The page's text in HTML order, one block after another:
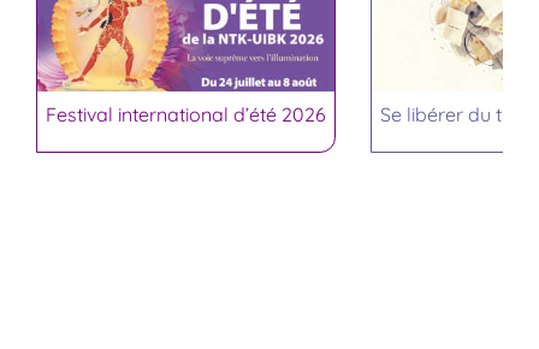
Festival international d’été 2026 Se libérer du